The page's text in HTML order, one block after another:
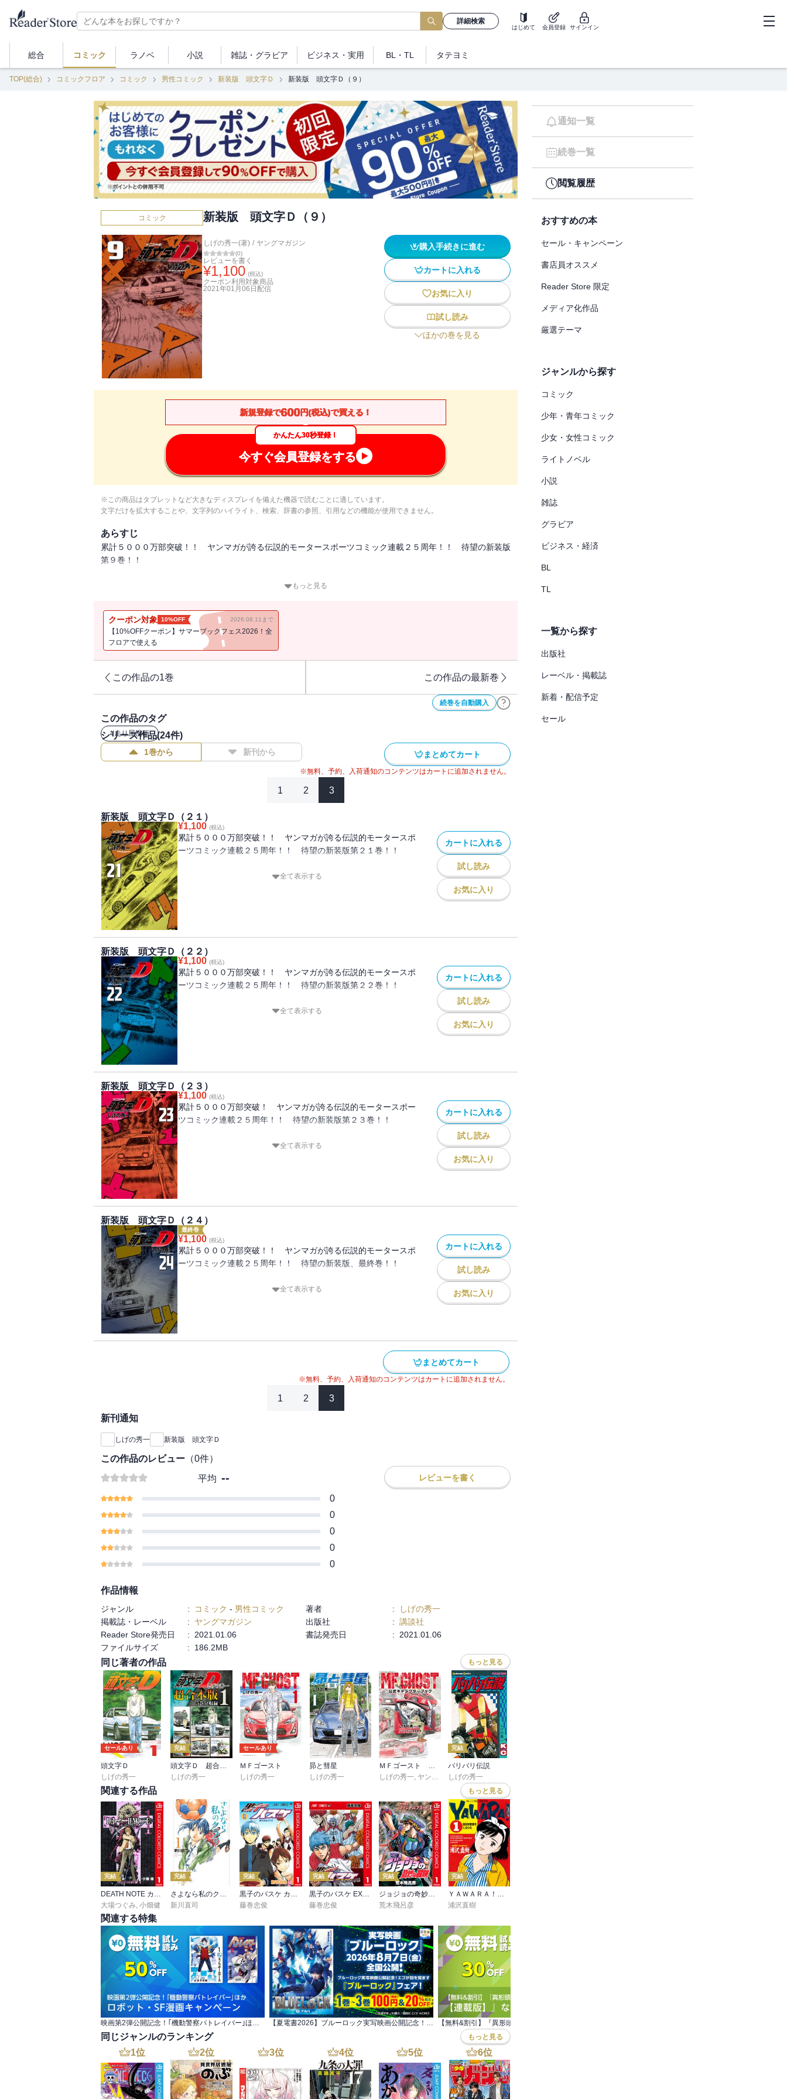
詳細検索
はじめて 会員登録 サインイン
総合 コミック ラノベ 小説 雑誌・ グラビア ビジネス ・実用 BL・TL タテヨミ
TOP(総合) コミックフロア コミック 男性コミック 新装版 頭文字Ｄ 新装版 頭文字Ｄ（９）
コミック 新装版 頭文字Ｄ（９）
しげの秀一(著) / ヤングマガジン
(0)
レビューを書く
¥1,100 (税込)
クーポン利用対象商品
2021年01月06日 配信
購入手続きに進む
カートに入れる
お気に入り
試し読み
ほかの巻を見る
新規登録で600円(税込)で買える！
かんたん30秒登録！
今すぐ会員登録をする
※この商品はタブレットなど大きなディスプレイを備えた機器で読むことに適しています。
文字だけを拡大することや、文字列のハイライト、検索、辞書の参照、引用などの機能が使用できません。
あらすじ
累計５０００万部突破！！ ヤンマガが誇る伝説的モータースポーツコミック連載２５周年！！ 待望の新装版
第９巻！！
４月‥‥。冬が去り、新しい季節が訪れる頃、関東の走り屋たちの間で静かに、だが確実に広まるホームページ
う。そのチームこそ、レッドサンズの高橋涼介が作った県外遠征用のスペシャルチームであった‥‥！！
「頂点に立つドライバーになるために！」 拓海、新たな挑戦へ、第２部スタート！！
もっと見る
クーポン対象 10%OFF 2026.08.11まで
【10%OFFクーポン】サマーブックフェス2026！全
フロアで使える
この作品の1巻 この作品の最新巻
続巻を自動購入
この作品のタグ
#走り屋漫画
シリーズ作品(24件)
1巻から 新刊から まとめてカート
※無料、予約、入荷通知のコンテンツはカートに追加されません。
1 2 3
新装版 頭文字Ｄ（２１）
¥1,100 (税込)
累計５０００万部突破！！ ヤンマガが誇る伝説的モータースポ
ーツコミック連載２５周年！！ 待望の新装版第２１巻！！
「赤城の白い彗星」高橋涼介が、神奈川エリアで一戦限りの復活
られなかった凛の悲痛な想いが、必殺の一撃＜サイドプレス＞と
なって、涼介に襲いかかる！
全て表示する
カートに入れる
試し読み
お気に入り
新装版 頭文字Ｄ（２２）
¥1,100 (税込)
累計５０００万部突破！！ ヤンマガが誇る伝説的モータースポ
ーツコミック連載２５周年！！ 待望の新装版第２２巻！！
神奈川エリア最終戦！ プロジェクトＤvs.サイドワインダ
ルは、ついに最終章へ！ 最高の舞台に、今、降り立つ！！
全て表示する
カートに入れる
試し読み
お気に入り
新装版 頭文字Ｄ（２３）
¥1,100 (税込)
累計５０００万部突破！ ヤンマガが誇る伝説的モータースポー
ツコミック連載２５周年！！ 待望の新装版第２３巻！！
神奈川エリア最終戦ヒルクライム決着！
全て表示する
カートに入れる
試し読み
お気に入り
新装版 頭文字Ｄ（２４）
最終巻
¥1,100 (税込)
累計５０００万部突破！！ ヤンマガが誇る伝説的モータースポ
ーツコミック連載２５周年！！ 待望の新装版、最終巻！！
神奈川エリア最終戦は、ダウンヒル決戦！ バトルは選ばれた人
死闘の果て、関東エリアの頂点に立つのはどっちだ！？ 全世界
全て表示する
カートに入れる
試し読み
お気に入り
まとめてカート
※無料、予約、入荷通知のコンテンツはカートに追加されません。
1 2 3
新刊通知
しげの秀一 新装版 頭文字Ｄ
この作品のレビュー （0件）
平均 -- レビューを書く
0
0
0
0
0
作品情報
ジャンル : コミック - 男性コミック 著者 :
しげの秀一
掲載誌・レーベル
: ヤングマガジン 出版社 : 講談社
Reader Store発売日
: 2021.01.06 書誌発売日 : 2021.01.06
ファイルサイズ
: 186.2MB
同じ著者の作品 もっと見る
セールあり
頭文字Ｄ
しげの秀一
完結
頭文字Ｄ 超合本版
しげの秀一
セールあり
ＭＦゴースト
しげの秀一
昴と彗星
しげの秀一
しげの秀一, ヤングマガジン編集部
完結
バリバリ伝説
しげの秀一
関連する作品 もっと見る
完結
DEATH NOTE カラー版
大場つぐみ, 小畑健
完結
さよなら私のクラマー
新川直司
完結
黒子のバスケ カラー版
藤巻忠俊
完結
黒子のバスケ EXTRA GAME カラー版
藤巻忠俊
完結
ジョジョの奇妙な冒険 第1部 ファントムブラッド カラー版
荒木飛呂彦
完結
ＹＡＷＡＲＡ！ 完全版 デジタル Ver.
浦沢直樹
関連する特集
映画第2弾公開記念！｢機動警察パトレイバー｣ほか ロボット・SF漫画キャンペーン 【夏電書2026】ブルーロック実写映画公開記念！ エゴが目を覚ます『ブルーロック』フェア！
同じジャンルのランキング もっと見る
1位 2位 3位 4位 5位 6位
通知一覧
続巻一覧
閲覧履歴
おすすめの本
セール・キャンペーン
書店員オススメ
Reader Store 限定
メディア化作品
厳選テーマ
ジャンルから探す
コミック
少年・青年コミック
少女・女性コミック
ライトノベル
小説
雑誌
グラビア
ビジネス・経済
BL
TL
一覧から探す
出版社
レーベル・掲載誌
新着・配信予定
セール